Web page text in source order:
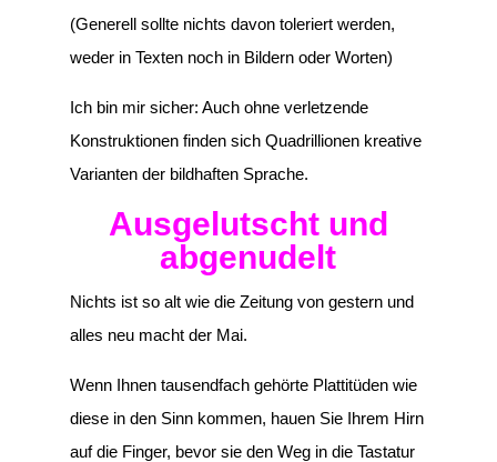
(Generell sollte nichts davon toleriert werden,
weder in Texten noch in Bildern oder Worten)
Ich bin mir sicher: Auch ohne verletzende
Konstruktionen finden sich Quadrillionen kreative
Varianten der bildhaften Sprache.
Ausgelutscht und
abgenudelt
Nichts ist so alt wie die Zeitung von gestern und
alles neu macht der Mai.
Wenn Ihnen tausendfach gehörte Plattitüden wie
diese in den Sinn kommen, hauen Sie Ihrem Hirn
auf die Finger, bevor sie den Weg in die Tastatur